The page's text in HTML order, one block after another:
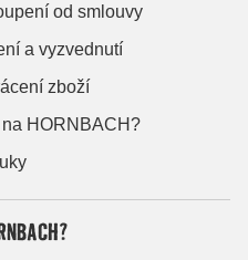
od smlouvy
a vyzvednutí
zboží
HORNBACH?